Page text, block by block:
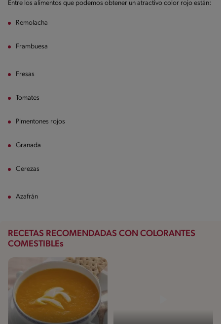
Entre los alimentos que podemos obtener un atractivo color rojo están:
Remolacha
Frambuesa
Fresas
Tomates
Pimentones rojos
Granada
Cerezas
Azafrán
RECETAS RECOMENDADAS CON COLORANTES
COMESTIBLEs